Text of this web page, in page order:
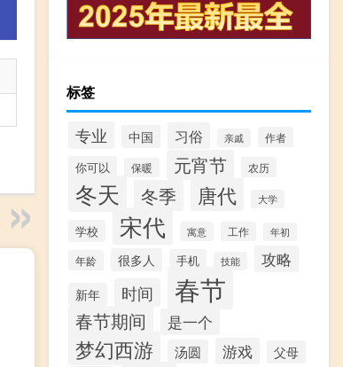
标签
专业 中国 习俗 亲戚 作者
你可以 保暖 元宵节 农历
冬天 冬季 唐代 大学
学校 宋代 寓意 工作 年初
年龄 很多人 手机 技能 攻略
新年 时间 春节
春节期间 是一个
梦幻西游 汤圆 游戏 父母